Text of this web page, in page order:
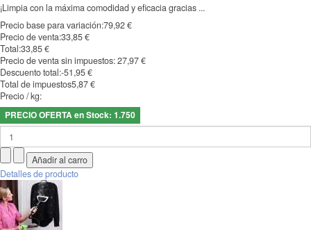
¡Limpia con la máxima comodidad y eficacia gracias ...
Precio base para variación:79,92 €
Precio de venta:33,85 €
Total:33,85 €
Precio de venta sin impuestos:27,97 €
Descuento total:-51,95 €
Total de impuestos5,87 €
Precio / kg:
PRECIO OFERTA en Stock: 1.750
Detalles de producto